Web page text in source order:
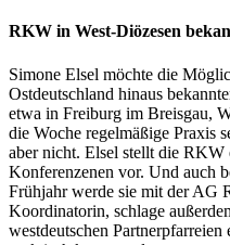
RKW in West-Diözesen
Simone Elsel möchte die
Ostdeutschland hinaus
etwa in Freiburg im Breisgau,
die Woche regelmäßige Praxis
aber nicht. Elsel stellt die RKW
Konferenzenen vor. Und auch
Frühjahr werde sie mit der AG
Koordinatorin, schlage
westdeutschen